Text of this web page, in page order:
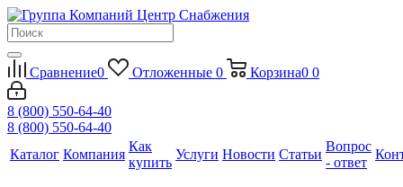
Сравнение0 Отложенные 0 Корзина0 0
8 (800) 550-64-40
8 (800) 550-64-40
Каталог Компания
Как
купить
Услуги Новости Статьи
Вопрос
- ответ